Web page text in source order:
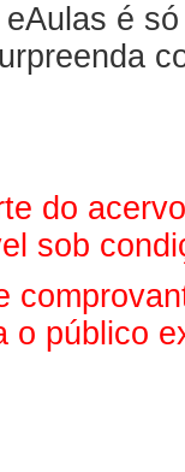
é
do
sob
o público